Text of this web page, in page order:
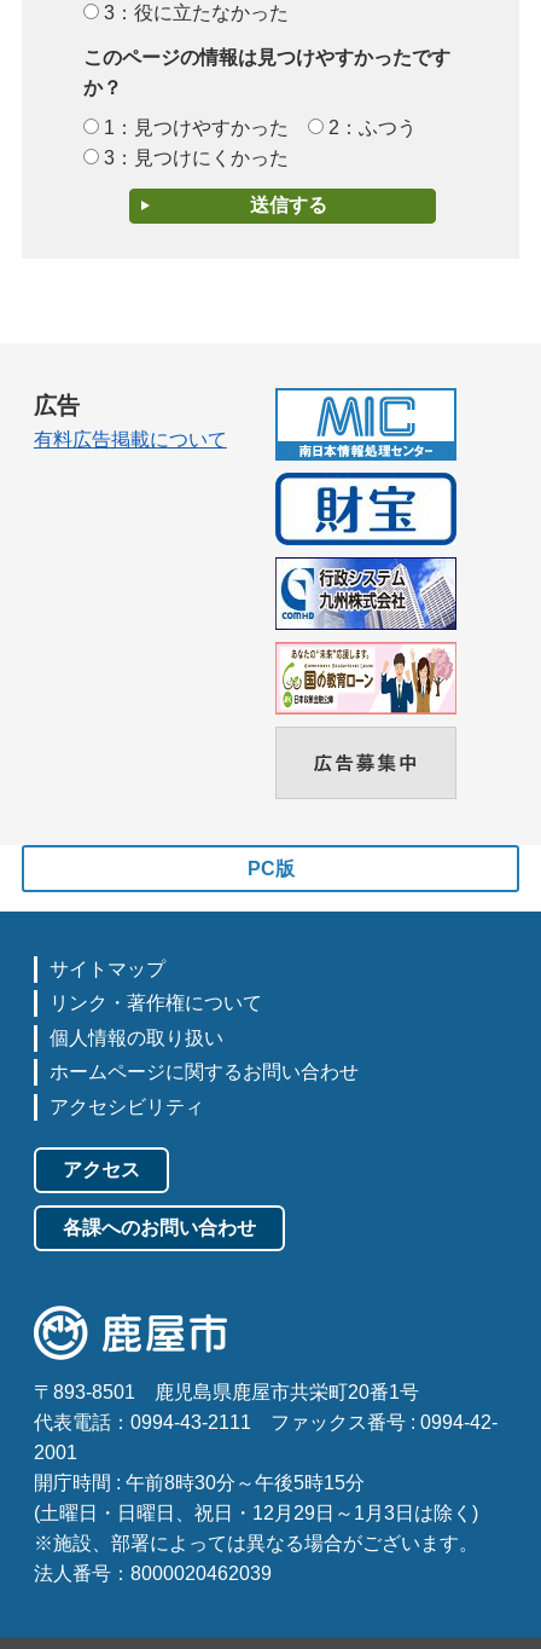
3：役に立たなかった
このページの情報は見つけやすかったです
か？
1：見つけやすかった
2：ふつう
3：見つけにくかった
広告
有料広告掲載について
PC版
サイトマップ
リンク・著作権について
個人情報の取り扱い
ホームページに関するお問い合わせ
アクセシビリティ
アクセス
各課へのお問い合わせ
〒893-8501
鹿児島県鹿屋市共栄町20番1号
代表電話：0994-43-2111
ファックス番号 : 0994-42-
2001
開庁時間 : 午前8時30分～午後5時15分
(土曜日・日曜日、祝日・12月29日～1月3日は除く)
※施設、部署によっては異なる場合がございます。
法人番号：8000020462039